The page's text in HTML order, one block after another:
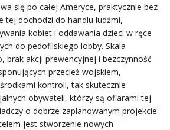
się po całej Ameryce, praktycznie bez
tej dochodzi do handlu ludźmi,
kobiet i oddawania dzieci w ręce
do pedofilskiego lobby. Skala
brak akcji prewencyjnej i bezczynność
przecież wojskiem,
kontroli, tak skutecznie
obywateli, którzy są ofiarami tej
o dobrze zaplanowanym projekcie
jest stworzenie nowych